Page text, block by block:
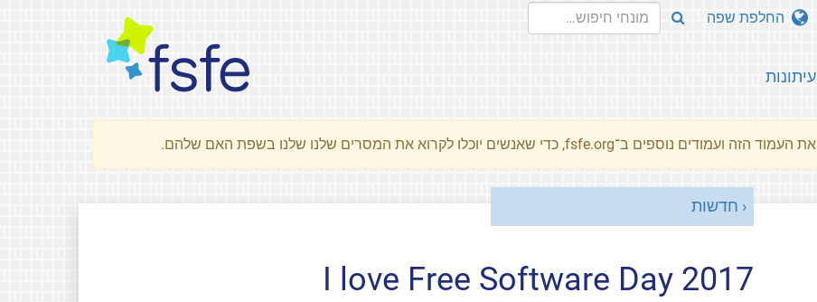
עיתונות
החלפת שפה
את העמוד הזה ועמודים נוספים ב־fsfe.org, כדי שאנשים יוכלו לקרוא את המסרים שלנו שלנו בשפת האם שלהם.
חדשות
I love Free Software Day 2017